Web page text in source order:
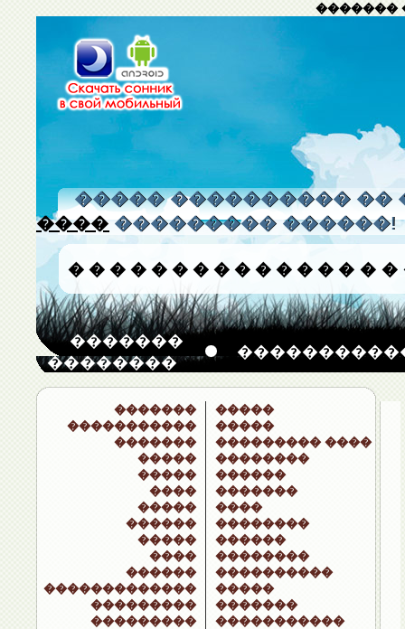
�������
����� ���������� ��
���� ��������� ������!
� � � � � � � � � � � � � � � �
�������
��������
�������
�����������
�������
�����
�����
����
�����
������
�����
����
������
�������������
���������
���������
�����
�����
��������� ����
��������
������
�������
����
��������
������
��������
����������
�����
�������
�����������